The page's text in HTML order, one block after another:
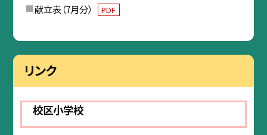
献立表（7月分） PDF
リンク
校区小学校